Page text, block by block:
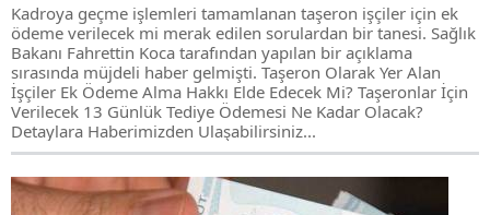
Kadroya geçme işlemleri tamamlanan taşeron işçiler için ek
ödeme verilecek mi merak edilen sorulardan bir tanesi. Sağlık
Bakanı Fahrettin Koca tarafından yapılan bir açıklama
sırasında müjdeli haber gelmişti. Taşeron Olarak Yer Alan
İşçiler Ek Ödeme Alma Hakkı Elde Edecek Mi? Taşeronlar İçin
Verilecek 13 Günlük Tediye Ödemesi Ne Kadar Olacak?
Detaylara Haberimizden Ulaşabilirsiniz...